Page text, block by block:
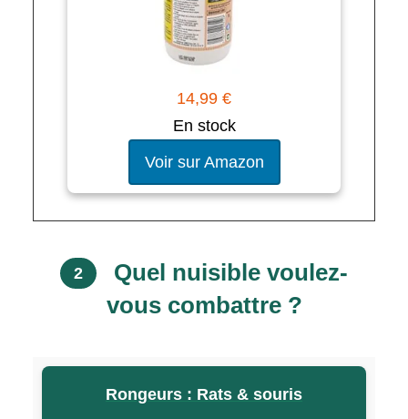
14,99 €
En stock
Voir sur Amazon
2
Quel nuisible voulez-
vous combattre ?
Rongeurs : Rats & souris